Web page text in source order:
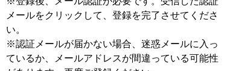
メールをクリックして、登録を完了させてくださ
い。
※認証メールが届かない場合、迷惑メールに入っ
ているか、メールアドレスが間違っている可能性